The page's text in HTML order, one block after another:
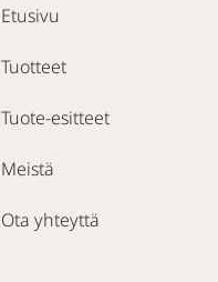
Etusivu
Tuotteet
Tuote-esitteet
Meistä
Ota yhteyttä